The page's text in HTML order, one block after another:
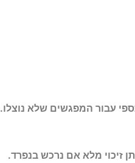
עבור המפגשים שלא נוצלו.